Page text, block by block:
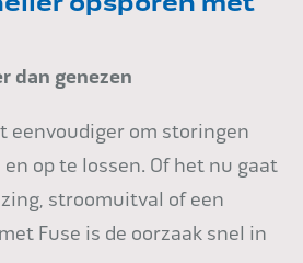
dan genezen
eenvoudiger om storingen
op te lossen. Of het nu gaat
stroomuitval of een
Fuse is de oorzaak snel in